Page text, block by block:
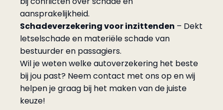
aansprakelijkheid.
Schadeverzekering voor inzittenden – Dekt
letselschade en materiële schade van
bestuurder en passagiers.
Wil je weten welke autoverzekering het beste
bij jou past? Neem contact met ons op en wij
helpen je graag bij het maken van de juiste
keuze!